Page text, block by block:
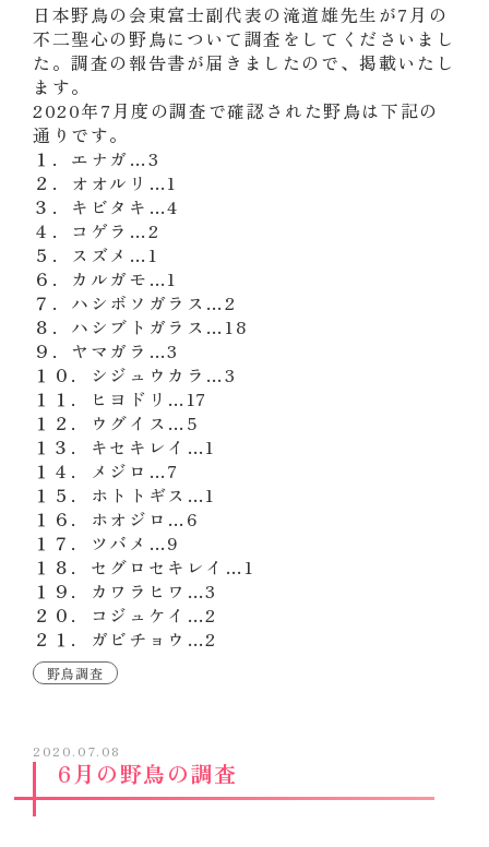
日本野鳥の会東富士副代表の滝道雄先生が7月の
不二聖心の野鳥について調査をしてくださいまし
た。調査の報告書が届きましたので、掲載いたし
ます。
2020年7月度の調査で確認された野鳥は下記の
通りです。
１．エナガ…3
２．オオルリ…1
３．キビタキ…4
４．コゲラ…2
５．スズメ…1
６．カルガモ…1
７．ハシボソガラス…2
８．ハシブトガラス…18
９．ヤマガラ…3
１０．シジュウカラ…3
１１．ヒヨドリ…17
１２．ウグイス…5
１３．キセキレイ…1
１４．メジロ…7
１５．ホトトギス…1
１６．ホオジロ…6
１７．ツバメ…9
１８．セグロセキレイ…1
１９．カワラヒワ…3
２０．コジュケイ…2
２１．ガビチョウ…2
野鳥調査
2020.07.08
6月の野鳥の調査